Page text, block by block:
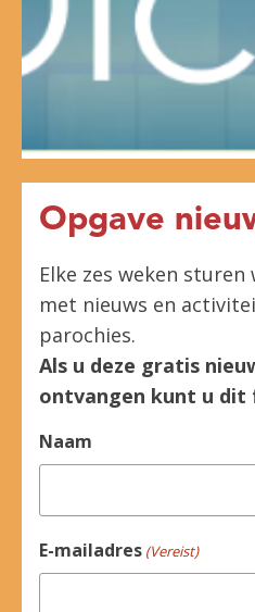
Opgave
Elke zes weken
met nieuws en
parochies.
Als u deze gratis
ontvangen kunt u dit
Naam
E-mailadres (Vereist)